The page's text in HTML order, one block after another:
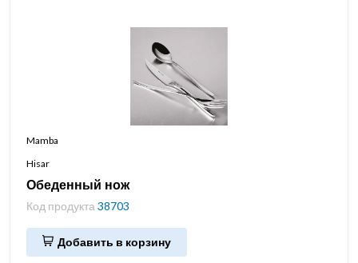
Mamba
Hisar
Обеденный нож
Код продукта 38703
Добавить в корзину